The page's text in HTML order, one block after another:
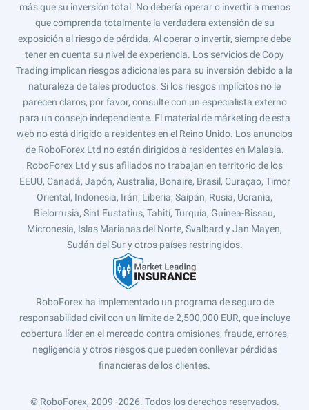
más que su inversión total. No debería operar o invertir a menos
que comprenda totalmente la verdadera extensión de su
exposición al riesgo de pérdida. Al operar o invertir, siempre debe
tener en cuenta su nivel de experiencia. Los servicios de Copy
Trading implican riesgos adicionales para su inversión debido a la
naturaleza de tales productos. Si los riesgos implícitos no le
parecen claros, por favor, consulte con un especialista externo
para un consejo independiente. El material de márketing de esta
web no está dirigido a residentes en el Reino Unido. Los anuncios
de RoboForex Ltd no están dirigidos a residentes en Malasia.
RoboForex Ltd y sus afiliados no trabajan en territorio de los
EEUU, Canadá, Japón, Australia, Bonaire, Brasil, Curaçao, Timor
Oriental, Indonesia, Irán, Liberia, Saipán, Rusia, Ucrania,
Bielorrusia, Sint Eustatius, Tahití, Turquía, Guinea-Bissau,
Micronesia, Islas Marianas del Norte, Svalbard y Jan Mayen,
Sudán del Sur y otros países restringidos.
RoboForex ha implementado un programa de seguro de
responsabilidad civil con un límite de 2,500,000 EUR, que incluye
cobertura líder en el mercado contra omisiones, fraude, errores,
negligencia y otros riesgos que pueden conllevar pérdidas
financieras de los clientes.
© RoboForex, 2009 -2026. Todos los derechos reservados.